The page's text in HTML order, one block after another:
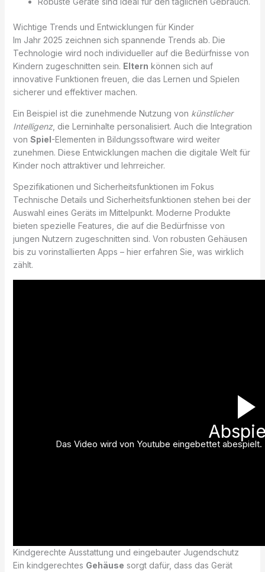
Wichtige Trends und Entwicklungen für Kinder
Im Jahr 2025 zeichnen sich spannende Trends ab. Die
Technologie wird noch individueller auf die Bedürfnisse von
Kindern zugeschnitten sein. Eltern können sich auf
innovative Funktionen freuen, die das Lernen und Spielen
sicherer und effektiver machen.
Ein Beispiel ist die zunehmende Nutzung von künstlicher
Intelligenz, die Lerninhalte personalisiert. Auch die Integration
von Spiel-Elementen in Bildungssoftware wird weiter
zunehmen. Diese Entwicklungen machen die digitale Welt für
Kinder noch attraktiver und lehrreicher.
Spezifikationen und Sicherheitsfunktionen im Fokus
Technische Details und Sicherheitsfunktionen stehen bei der
Auswahl eines Geräts im Mittelpunkt. Moderne Produkte
bieten spezielle Features, die auf die Bedürfnisse von
jungen Nutzern zugeschnitten sind. Von robusten Gehäusen
bis zu vorinstallierten Apps – hier erfahren Sie, was wirklich
zählt.
Das Video wird von Youtube eingebettet
Kindgerechte Ausstattung und eingebauter Jugendschutz
Ein kindgerechtes Gehäuse sorgt dafür, dass das Gerät